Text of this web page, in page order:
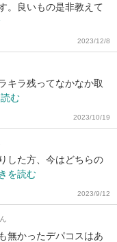
。良いもの是非教えて
2023/12/8
キラ残ってなかなか取
む
2023/10/19
した方、今はどちらの
を読む
2023/9/12
無かったデパコスはあ